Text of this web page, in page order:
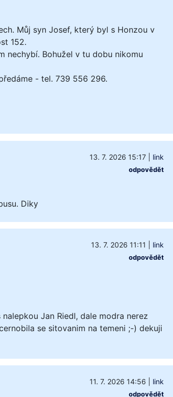
Můj syn Josef, který byl s Honzou v
152.
nechybí. Bohužel v tu dobu nikomu
- tel. 739 556 296.
13. 7. 2026 15:17| link
odpovědět
Diky
13. 7. 2026 11:11 link
odpovědět
Jan Riedl, dale modra nerez
se sitovanim na temeni ;-) dekuji
11. 7. 2026 14:56 link
odpovědět